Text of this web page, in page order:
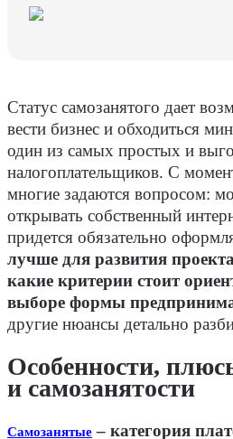
Статус самозанятого дает
вести бизнес и обходиться
один из самых простых и
налогоплательщиков. С
многие задаются вопросом:
открывать собственный
придется обязательно
лучше для развития
какие критерии стоит
выборе формы
другие нюансы детально
Особенности,
и самозанятости
Самозанятые – категория